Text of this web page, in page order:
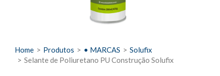
Home > Produtos > • MARCAS > Solufix
> Selante de Poliuretano PU Construção Solufix